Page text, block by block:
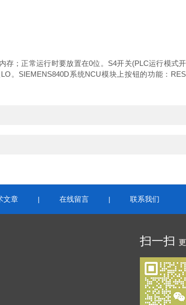
正常运行时要放置在0位。S4开关(PLC运行模式
SIEMENS840D系统NCU模块上按钮的功能：
文章 | 在线留言 | 联系我们
扫一扫